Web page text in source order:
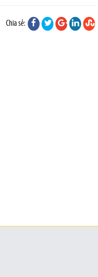
Chia sẻ: